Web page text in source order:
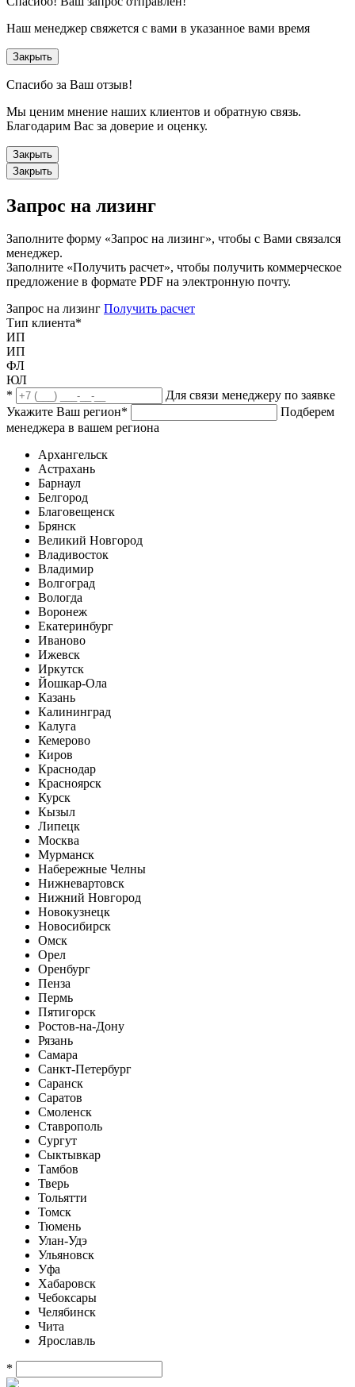
Наш менеджер свяжется с вами в указанное вами время
Закрыть
Спасибо за Ваш отзыв!
Мы ценим мнение наших клиентов и обратную связь.
Благодарим Вас за доверие и оценку.
Закрыть
Закрыть
Запрос на лизинг
Заполните форму «Запрос на лизинг», чтобы с Вами связался
менеджер.
Заполните «Получить расчет», чтобы получить коммерческое
предложение в формате PDF на электронную почту.
Запрос на лизинг Получить расчет
Тип клиента*
ИП
ИП
ФЛ
ЮЛ
*
Для связи менеджеру по заявке
Укажите Ваш регион*
Подберем
менеджера в вашем региона
Архангельск
Астрахань
Барнаул
Белгород
Благовещенск
Брянск
Великий Новгород
Владивосток
Владимир
Волгоград
Вологда
Воронеж
Екатеринбург
Иваново
Ижевск
Иркутск
Йошкар-Ола
Казань
Калининград
Калуга
Кемерово
Киров
Краснодар
Красноярск
Курск
Кызыл
Липецк
Москва
Мурманск
Набережные Челны
Нижневартовск
Нижний Новгород
Новокузнецк
Новосибирск
Омск
Орел
Оренбург
Пенза
Пермь
Пятигорск
Ростов-на-Дону
Рязань
Самара
Санкт-Петербург
Саранск
Саратов
Смоленск
Ставрополь
Сургут
Сыктывкар
Тамбов
Тверь
Тольятти
Томск
Тюмень
Улан-Удэ
Ульяновск
Уфа
Хабаровск
Чебоксары
Челябинск
Чита
Ярославль
*